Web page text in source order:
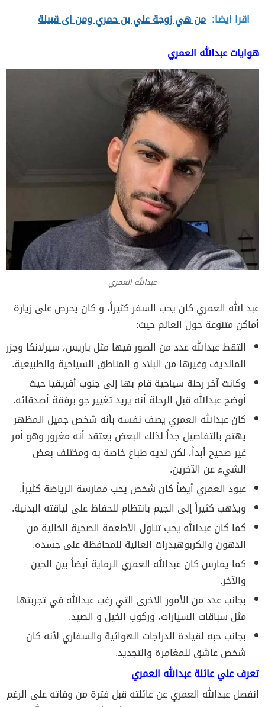
اقرا ايضا: من هي زوجة علي بن حمري ومن اى قبيلة
هوايات عبدالله العمري
عبدالله العمري
عبد الله العمري كان يحب السفر كثيراً، و كان يحرص على زيارة
أماكن متنوعة حول العالم حيث:
التقط عبدالله عدد من الصور فيها مثل باريس، سيرلانكا وجزر
المالديف وغيرها من البلاد و المناطق السياحية والطبيعية.
وكانت آخر رحلة سياحية قام بها إلى جنوب أفريقيا حيث
أوضح عبدالله قبل الرحلة أنه يريد تغيير جو برفقة أصدقائه.
كان عبدالله العمري يصف نفسه بأنه شخص جميل المظهر
يهتم بالتفاصيل جداً لذلك البعض يعتقد أنه مغرور وهو أمر
غير صحيح أبداً، لكن لديه طباع خاصة به ومختلف بعض
الشيء عن الآخرين.
عبود العمري أيضاً كان شخص يحب ممارسة الرياضة كثيراً.
ويذهب كثيراً إلى الجيم بانتظام للحفاظ على لياقته البدنية.
كما كان عبدالله يحب تناول الأطعمة الصحية الخالية من
الدهون والكربوهيدرات العالية للمحافظة على جسده.
كما يمارس كان عبدالله العمري الرماية أيضاً بين الحين
والآخر.
بجانب عدد من الأمور الاخرى التي رغب عبدالله في تجربتها
مثل سباقات السيارات، وركوب الخيل و الصيد.
بجانب حبه لقيادة الدراجات الهوائية والسفاري لأنه كان
شخص عاشق للمغامرة والتجديد.
تعرف علي عائلة عبدالله العمري
انفصل عبدالله العمري عن عائلته قبل فترة من وفاته على الرغم